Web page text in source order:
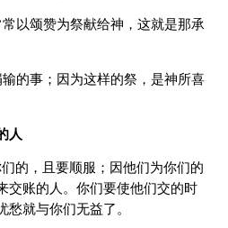
以颂赞为祭献给神，这就是那承
的事；因为这样的祭，是神所喜
人
的，且要顺服；因他们为你们的
交账的人。你们要使他们交的时
就与你们无益了。